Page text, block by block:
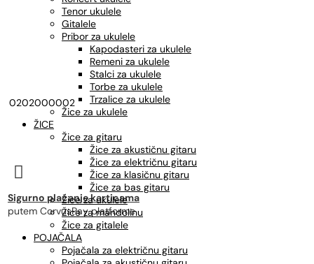
Tenor ukulele
Gitalele
Pribor za ukulele
Kapodasteri za ukulele
Remeni za ukulele
Stalci za ukulele
Torbe za ukulele
Trzalice za ukulele
Žice za ukulele
ŽICE
Žice za gitaru
Žice za akustičnu gitaru
Žice za električnu gitaru
Žice za klasičnu gitaru
Žice za bas gitaru
Žice za ukulele
Žice za mandolinu
Žice za gitalele
POJAČALA
Pojačala za električnu gitaru
0202000002

Sigurno plaćanje karticama
putem CorvusPay platforme